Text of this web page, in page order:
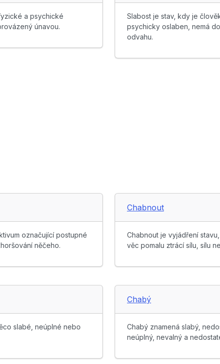
a psychické
únavou.
Slabost je stav, kdy je
psychicky oslaben, nemá
odvahu.
označující postupné
něčeho.
Chabnout
Chabnout je vyjádření
věc pomalu ztrácí sílu, sílu
slabé, neúplné nebo
Chabý
Chabý znamená slabý,
neúplný, nevalný a